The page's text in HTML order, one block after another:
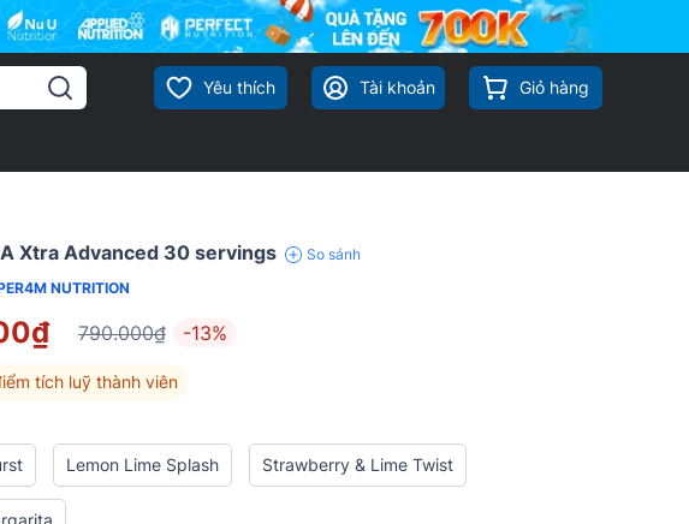
Yêu thích Tài khoản Giỏ hàng
Xtra Advanced 30 servings
So sánh
NUTRITION
790.000₫ -13%
tích luỹ thành viên
Lemon Lime Splash Strawberry & Lime Twist